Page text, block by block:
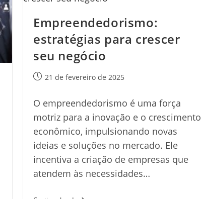
Empreendedorismo:
estratégias para crescer
seu negócio
Post21 de fevereiro de 2025
O empreendedorismo é uma força
motriz para a inovação e o crescimento
econômico, impulsionando novas
ideias e soluções no mercado. Ele
incentiva a criação de empresas que
atendem às necessidades…